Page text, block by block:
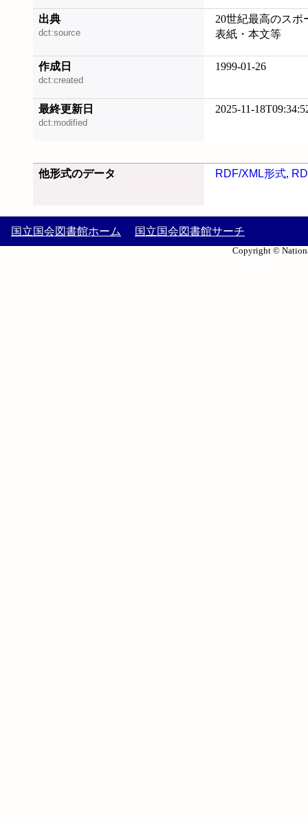
出典
dct:source
20世紀最高のスポ
表紙・本文等
作成日
dct:created
1999-01-26
最終更新日
dct:modified
2025-11-
他形式のデータ RDF/XML形式,
国立国会図書館ホーム 国立国会図書館サーチ
Copyright ©